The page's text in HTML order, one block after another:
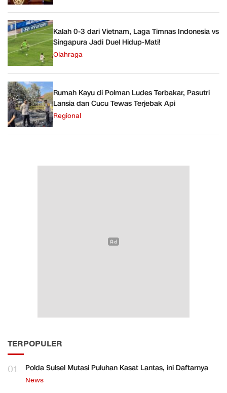
Kalah 0-3 dari Vietnam, Laga Timnas Indonesia vs
Singapura Jadi Duel Hidup-Mati!
Olahraga
Rumah Kayu di Polman Ludes Terbakar, Pasutri
Lansia dan Cucu Tewas Terjebak Api
Regional
TERPOPULER
01 Polda Sulsel Mutasi Puluhan Kasat Lantas, ini Daftarnya
News